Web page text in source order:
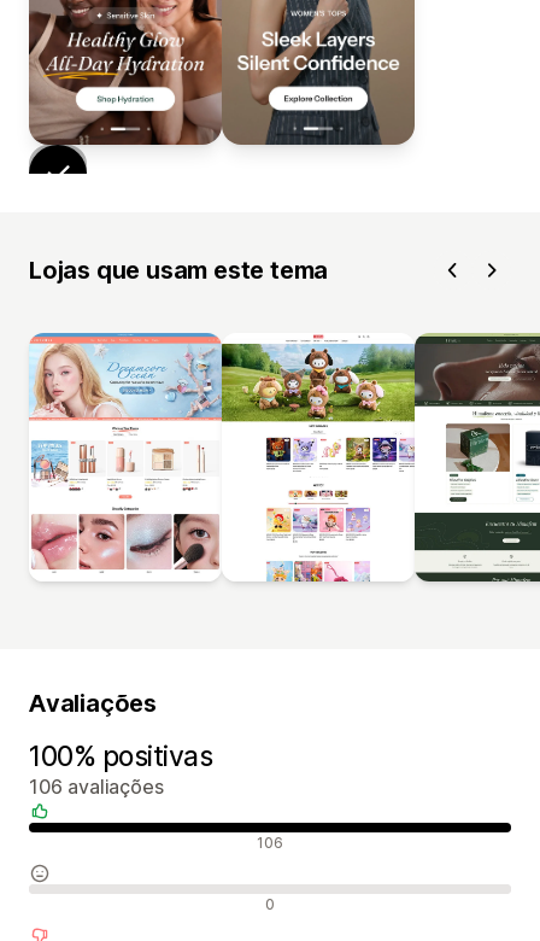
Lojas que usam este tema
Avaliações
100% positivas
106 avaliações
Avaliações positivas 106
Avaliações neutras 0